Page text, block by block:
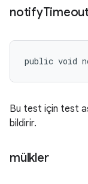
notify
public void
Bu test için test
bildirir.
mülkler